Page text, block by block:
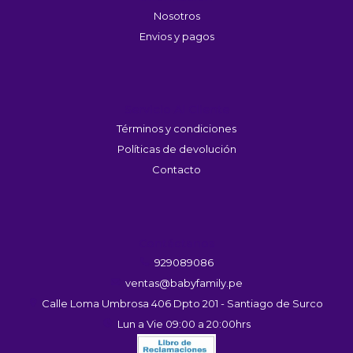
Nosotros
Envios y pagos
Términos y condiciones
Políticas de devolución
Contacto
929089086
ventas@babyfamily.pe
Calle Loma Umbrosa 406 Dpto 201 - Santiago de Surco
Lun a Vie 09:00 a 20:00hrs